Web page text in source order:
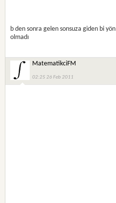
b den sonra gelen sonsuza giden bi yön
olmadı
MatematikciFM
02:25 26 Feb 2011